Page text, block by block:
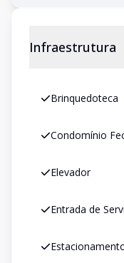
Infraestrutura
Brinquedoteca
Condomínio
Elevador
Entrada de